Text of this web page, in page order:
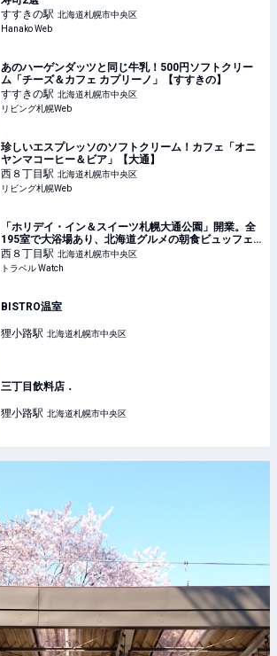
すすきの駅 北海道札幌市中央区
Hanako Web
あのハーゲンダッツと同じ牛乳！500円ソフトクリー
ム「チーズ＆カフェ カプリーノ」【すすきの】
すすきの駅 北海道札幌市中央区
リビング札幌Web
珍しいエスプレッソのソフトクリーム！カフェ「オニ
ヤンマコーヒー＆ビア」【大通】
西８丁目駅 北海道札幌市中央区
リビング札幌Web
「ホリデイ・イン＆スイーツ札幌大通公園」開業。全
195室で大浴場あり、北海道グルメの朝食ビュッフェ
も
西８丁目駅 北海道札幌市中央区
トラベル Watch
BISTRO温室
狸小路駅 北海道札幌市中央区
三丁目飲料店．
狸小路駅 北海道札幌市中央区